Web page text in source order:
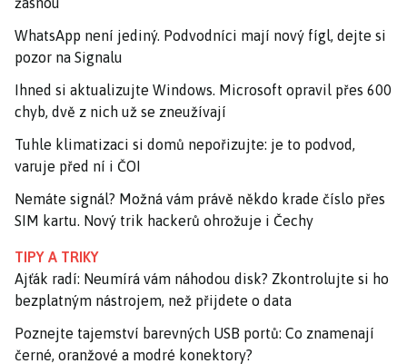
WhatsApp není jediný. Podvodníci mají nový fígl, dejte si
pozor na Signalu
Ihned si aktualizujte Windows. Microsoft opravil přes 600
chyb, dvě z nich už se zneužívají
Tuhle klimatizaci si domů nepořizujte: je to podvod,
varuje před ní i ČOI
Nemáte signál? Možná vám právě někdo krade číslo přes
SIM kartu. Nový trik hackerů ohrožuje i Čechy
TIPY A TRIKY
Ajťák radí: Neumírá vám náhodou disk? Zkontrolujte si ho
bezplatným nástrojem, než přijdete o data
Poznejte tajemství barevných USB portů: Co znamenají
černé, oranžové a modré konektory?